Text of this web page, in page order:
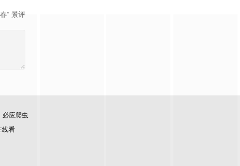
” 景评
必应爬虫
线看